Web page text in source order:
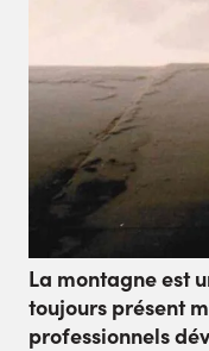
La montagne est
toujours présent
professionnels